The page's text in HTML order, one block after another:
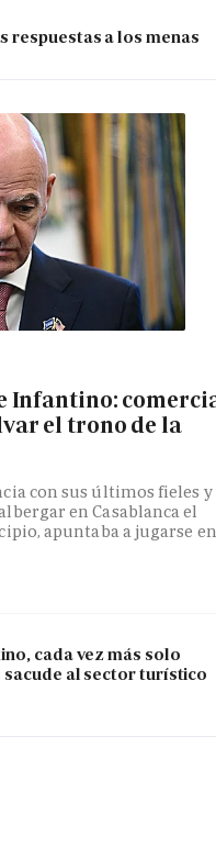
respuestas a los menas
Infantino:
el trono de la
con sus últimos fieles y
en Casablanca el
apuntaba a jugarse en
cada vez más solo
al sector turístico